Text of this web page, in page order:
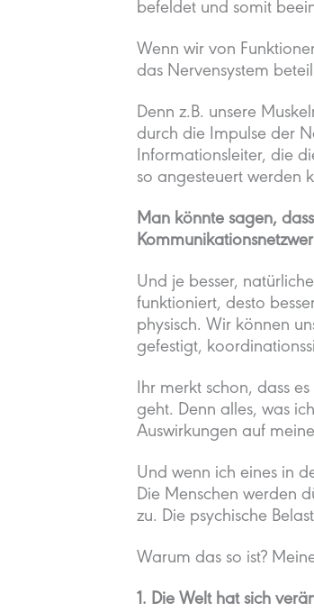
befeldet und somit
Wenn wir von
das Nervensystem
Denn z.B. unsere
durch die Impulse der
Informationsleiter, die
so angesteuert werden
Man könnte sagen,
Und je besser,
funktioniert, desto
physisch. Wir können
gefestigt,
Ihr merkt schon, dass
geht. Denn alles, was
Auswirkungen auf
Und wenn ich eines in
Die Menschen werden
zu. Die psychische
Warum das so ist?
1. Die Welt hat sich